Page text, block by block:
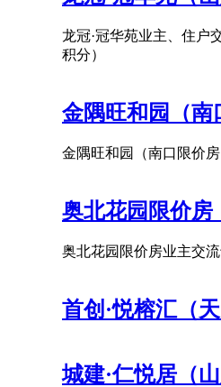
龙冠·冠华苑业主、住户
积分）
金隅旺和园（南
金隅旺和园（南口限价
奥北花园限价房
奥北花园限价房业主交
首创·悦榕汇（天
城建·仁悦居（